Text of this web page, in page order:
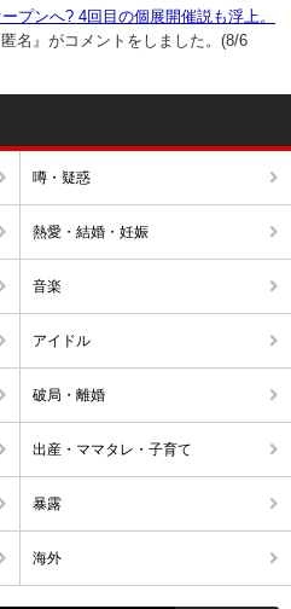
プンへ? 4回目の個展開催説も浮上。
名』がコメントをしました。(8/6
噂・疑惑
熱愛・結婚・妊娠
音楽
アイドル
破局・離婚
出産・ママタレ・子育て
暴露
海外